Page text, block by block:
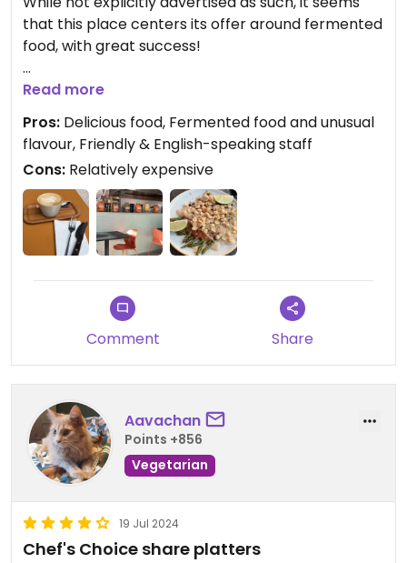
that this place centers its offer around fermented
food, with great success!
Miso asparagus, homemade kombucha,
sourdough focaccia, lacto-fermented cherry
tomatoes, etc.
I had one of my best meal of the last couple of
years!
Portions are reasonably sized and for most
restaurant guideline of ordering 5-6 points,
especially since it's somewhat pricey.
Read more
Pros: Delicious food, Fermented food and unusual
flavour, Friendly & English-speaking staff
Cons: Relatively expensive
Comment Share
Aavachan
Points +856
Vegetarian
19 Jul 2024
Chef's Choice share platters